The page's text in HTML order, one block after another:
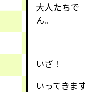
大人たちで
ん。
いざ！
いってきま